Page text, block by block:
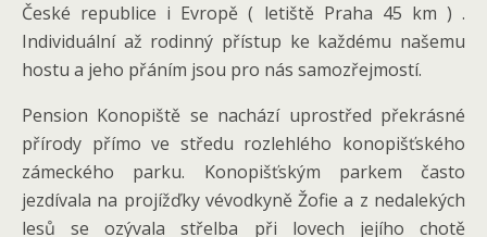
České republice i Evropě ( letiště Praha 45 km ) .
Individuální až rodinný přístup ke každému našemu
hostu a jeho přáním jsou pro nás samozřejmostí.
Pension Konopiště se nachází uprostřed překrásné
přírody přímo ve středu rozlehlého konopišťského
zámeckého parku. Konopišťským parkem často
jezdívala na projížďky vévodkyně Žofie a z nedalekých
lesů se ozývala střelba při lovech jejího chotě